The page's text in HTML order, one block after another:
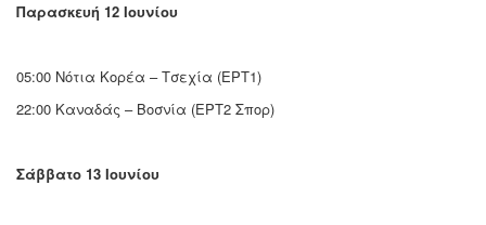
Παρασκευή 12 Ιουνίου
05:00 Νότια Κορέα – Τσεχία (ΕΡΤ1)
22:00 Καναδάς – Βοσνία (ΕΡΤ2 Σπορ)
Σάββατο 13 Ιουνίου